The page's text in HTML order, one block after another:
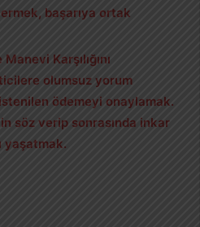
başarıya ortak
Karşılığını
olumsuz yorum
ödemeyi onaylamak.
söz verip sonrasında inkar
yaşatmak.